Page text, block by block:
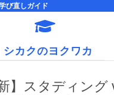
び直しガイド
シカクのヨクワカ
】スタディング